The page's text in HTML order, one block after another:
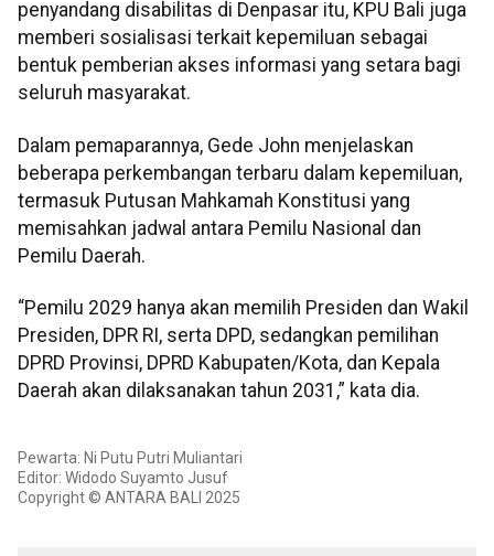
penyandang disabilitas di Denpasar itu, KPU Bali juga
memberi sosialisasi terkait kepemiluan sebagai
bentuk pemberian akses informasi yang setara bagi
seluruh masyarakat.
Dalam pemaparannya, Gede John menjelaskan
beberapa perkembangan terbaru dalam kepemiluan,
termasuk Putusan Mahkamah Konstitusi yang
memisahkan jadwal antara Pemilu Nasional dan
Pemilu Daerah.
“Pemilu 2029 hanya akan memilih Presiden dan Wakil
Presiden, DPR RI, serta DPD, sedangkan pemilihan
DPRD Provinsi, DPRD Kabupaten/Kota, dan Kepala
Daerah akan dilaksanakan tahun 2031,” kata dia.
Pewarta: Ni Putu Putri Muliantari
Editor: Widodo Suyamto Jusuf
Copyright © ANTARA BALI 2025